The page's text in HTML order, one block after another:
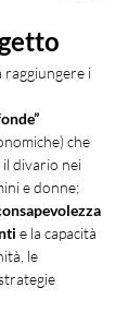
raggiungere i
che
divario nei
e donne;
e la capacità
le